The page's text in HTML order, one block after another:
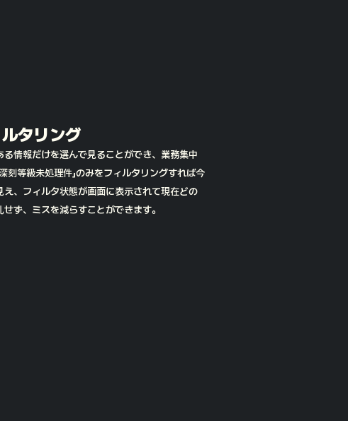
タリング
る情報だけを選んで見ることができ、業務集中
刻等級未処理件」のみをフィルタリングすれば今
え、フィルタ状態が画面に表示されて現在どの
ず、ミスを減らすことができます。